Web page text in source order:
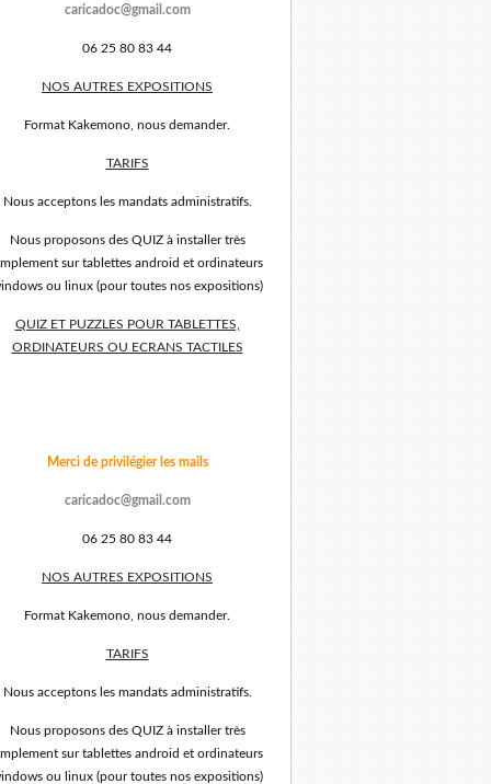
caricadoc@gmail.com
06 25 80 83 44
NOS AUTRES EXPOSITIONS
Format Kakemono, nous demander.
TARIFS
Nous acceptons les mandats administratifs.
Nous proposons des QUIZ à installer très
sur tablettes android et ordinateurs
ou linux (pour toutes nos expositions)
QUIZ ET PUZZLES POUR TABLETTES,
ORDINATEURS OU ECRANS TACTILES
Merci de privilégier les mails
caricadoc@gmail.com
06 25 80 83 44
NOS AUTRES EXPOSITIONS
Format Kakemono, nous demander.
TARIFS
Nous acceptons les mandats administratifs.
Nous proposons des QUIZ à installer très
sur tablettes android et ordinateurs
ou linux (pour toutes nos expositions)